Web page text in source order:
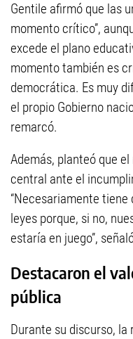
Gentile afirmó que las
momento crítico”,
excede el plano
momento también es
democrática. Es muy
el propio Gobierno
remarcó.
Además, planteó que
central ante el
“Necesariamente
leyes porque, si no,
estaría en juego”,
Destacaron el
pública
Durante su discurso,